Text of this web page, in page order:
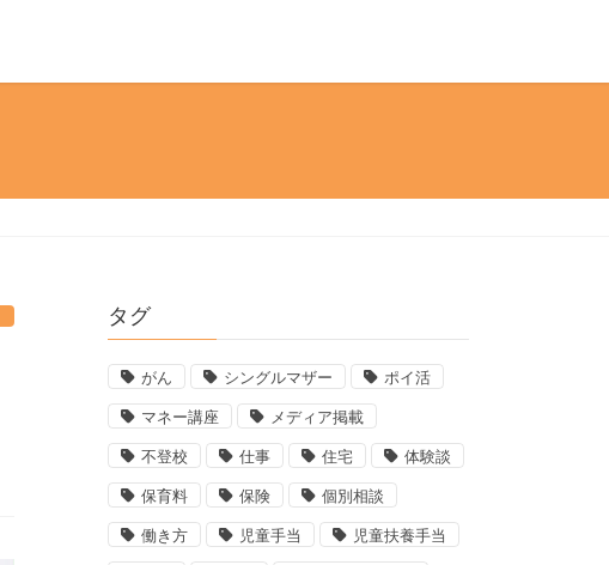
タグ
がん シングルマザー ポイ活
マネー講座 メディア掲載
不登校 仕事 住宅 体験談
保育料 保険 個別相談
働き方 児童手当 児童扶養手当